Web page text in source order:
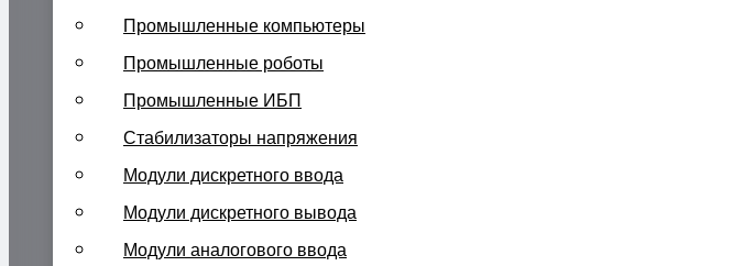
Промышленные компьютеры
Промышленные роботы
Промышленные ИБП
Стабилизаторы напряжения
Модули дискретного ввода
Модули дискретного вывода
Модули аналогового ввода